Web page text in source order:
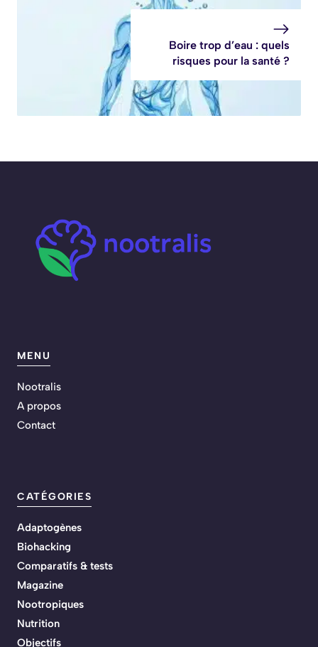
Boire trop d’eau : quels
risques pour la santé ?
MENU
Nootralis
A propos
Contact
CATÉGORIES
Adaptogènes
Biohacking
Comparatifs & tests
Magazine
Nootropiques
Nutrition
Objectifs